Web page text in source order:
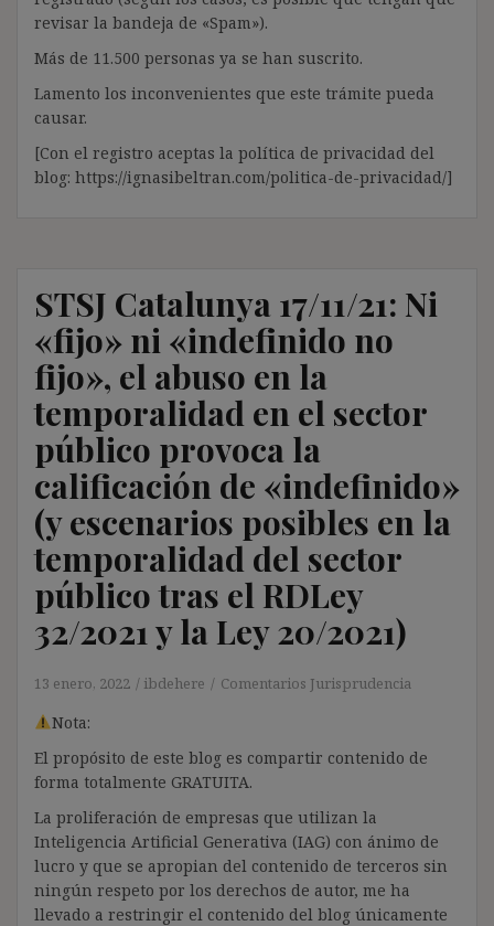
revisar la bandeja de «Spam»).
Más de 11.500 personas ya se han suscrito.
Lamento los inconvenientes que este trámite pueda
causar.
[Con el registro aceptas la política de privacidad del
blog: https://ignasibeltran.com/politica-de-privacidad/]
STSJ Catalunya 17/11/21: Ni
«fijo» ni «indefinido no
fijo», el abuso en la
temporalidad en el sector
público provoca la
calificación de «indefinido»
(y escenarios posibles en la
temporalidad del sector
público tras el RDLey
32/2021 y la Ley 20/2021)
13 enero, 2022 ibdehere Comentarios Jurisprudencia
Nota:
El propósito de este blog es compartir contenido de
forma totalmente GRATUITA.
La proliferación de empresas que utilizan la
Inteligencia Artificial Generativa (IAG) con ánimo de
lucro y que se apropian del contenido de terceros sin
ningún respeto por los derechos de autor, me ha
llevado a restringir el contenido del blog únicamente